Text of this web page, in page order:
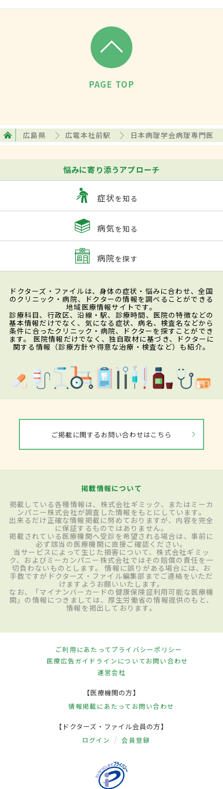
PAGE TOP
広島県 広電本社前駅 日本病理学会病理専門医
悩みに寄り添うアプローチ
症状を知る
病気を知る
病院を探す
ドクターズ・ファイルは、身体の症状・悩みに合わせ、全国
のクリニック・病院、ドクターの情報を調べることができる
地域医療情報サイトです。
診療科目、行政区、沿線・駅、診療時間、医院の特徴などの
基本情報だけでなく、気になる症状、病名、検査名などから
条件に合ったクリニック・病院、ドクターを探すことができ
ます。 医院情報だけでなく、独自取材に基づき、ドクターに
関する情報（診療方針や得意な治療・検査など）も紹介。
ご掲載に関するお問い合わせはこちら
掲載情報について
掲載している各種情報は、株式会社ギミック、またはミーカ
ンパニー株式会社が調査した情報をもとにしています。
出来るだけ正確な情報掲載に努めておりますが、内容を完全
に保証するものではありません。
掲載されている医療機関へ受診を希望される場合は、事前に
必ず該当の医療機関に直接ご確認ください。
当サービスによって生じた損害について、株式会社ギミッ
ク、およびミーカンパニー株式会社ではその賠償の責任を一
切負わないものとします。 情報に誤りがある場合には、お
手数ですがドクターズ・ファイル編集部までご連絡をいただ
けますようお願いいたします。
なお、「マイナンバーカードの健康保険証利用可能な医療機
関」の情報につきましては、厚生労働省の情報提供のもと、
情報を掲出しております。
ご利用にあたってプライバシーポリシー
医療広告ガイドラインについてお問い合わせ
運営会社
【医療機関の方】
情報掲載にあたって お問い合わせ
【ドクターズ・ファイル会員の方】
ログイン 会員登録